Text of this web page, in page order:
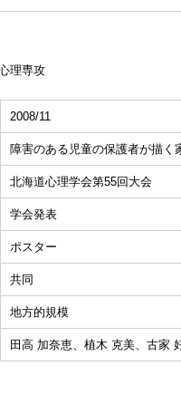
理専攻
2008/11
障害のある児童の保護者が描く
北海道心理学会第55回大会
学会発表
ポスター
共同
地方的規模
田高 加奈恵、植木 克美、古